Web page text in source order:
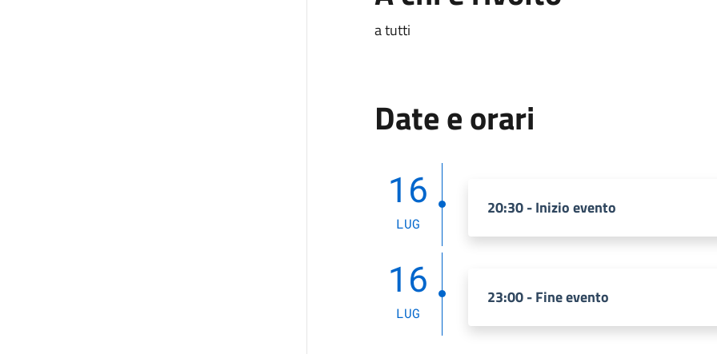
a tutti
Date e orari
16
LUG
20:30 - Inizio evento
16
LUG
23:00 - Fine evento